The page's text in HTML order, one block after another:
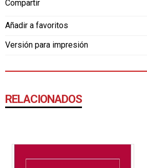
Compartir
Añadir a favoritos
Versión para impresión
RELACIONADOS